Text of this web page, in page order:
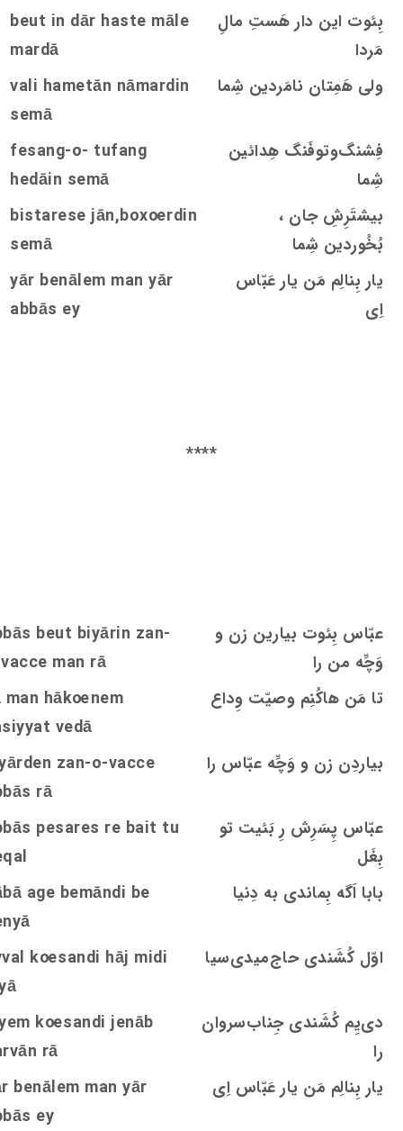
بِئوت این دار هَستِ مالِ
مَردا
beut in dār haste māle
mardā
ولی هَمِتان نامَردین شِما
vali hametān nāmardin
semā
فِشنگ‌و‌توفَنگ هِدائین
شِما
fesang-o- tufang
hedāin semā
بیشتَرِشِ جان ،
بُخُوردین شِما
bistarese jān,boxoerdin
semā
یار بِنالِم مَن یار عَبّاس
اِی
yār benālem man yār
abbās ey
****
عبّاس بِئوت بیارین زن و
وَچِّه‌ من را
beut biyārin zan-
cce man rā
تا مَن هاکُنِم وصیّت وِداع
hākoenem
vedā
بیاردِن زن و وَچِّه عبّاس را
zan-o-vacce
rā
عبّاس‌ پِسَرِش رِ بَئیت تو
بِغَل
pesares re bait tu
بابا اَگه بِماندی به دِنیا
age bemāndi be
اوّل کُشَندی حاج‌میدی‌سیا
koesandi hāj midi
دی‌يِم کُشَندی جِناب‌‌سروان‌
را
koesandi jenāb
rā
یار بِنالِم مَن یار عَبّاس اِی
benālem man yār
ey